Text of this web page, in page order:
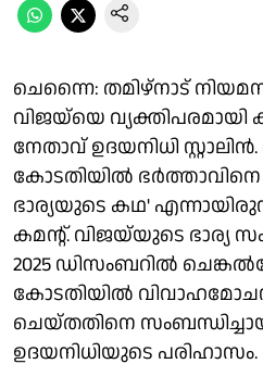
ചെന്നൈ: തമിഴ്നാട്
വിജയ്‌യെ വ്യക്തിപരമായി
നേതാവ് ഉദയനിധി സ്റ്റാലിൻ.
കോടതിയിൽ
ഭാര്യയുടെ കഥ'
കമൻ്റ്. വിജയ്‌യുടെ ഭാര്യ
2025 ഡിസംബറിൽ
കോടതിയിൽ
ചെയ്തതിനെ
ഉദയനിധിയുടെ പരിഹാസം.